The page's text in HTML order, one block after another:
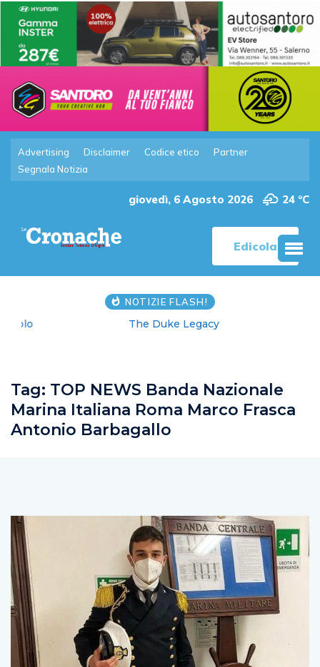
Advertising Disclaimer Codice etico
Partner
Segnala Notizia
giovedì, 6 Agosto 2026 24 °C
Edicola
NOTIZIE FLASH!
The Duke Legacy
Marina Italiana Roma Marco Frasca
Antonio Barbagallo